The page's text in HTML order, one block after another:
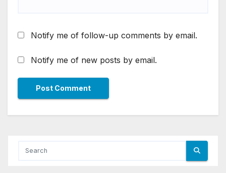
Notify me of follow-up comments by email.
Notify me of new posts by email.